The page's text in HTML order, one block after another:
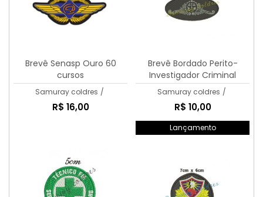
Brevê Senasp Ouro 60
cursos
Samuray coldres /
R$ 16,00
Brevê Bordado Perito-
Investigador Criminal
Samuray coldres /
R$ 10,00
Lançamento